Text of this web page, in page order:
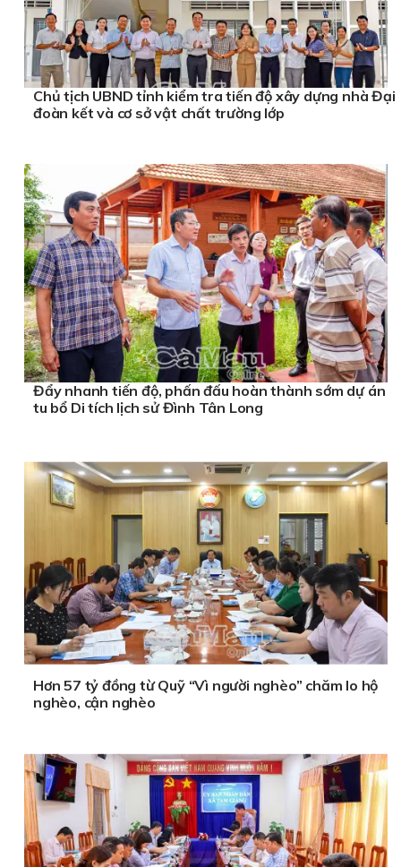
Chủ tịch UBND tỉnh kiểm tra tiến độ xây dựng nhà Đại
đoàn kết và cơ sở vật chất trường lớp
Đẩy nhanh tiến độ, phấn đấu hoàn thành sớm dự án
tu bổ Di tích lịch sử Đình Tân Long
Hơn 57 tỷ đồng từ Quỹ “Vì người nghèo” chăm lo hộ
nghèo, cận nghèo